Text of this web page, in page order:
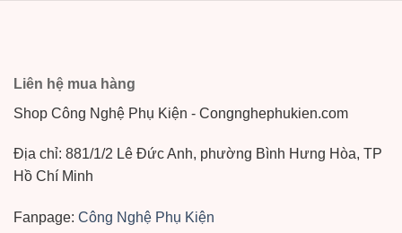
Liên hệ mua hàng
Shop Công Nghệ Phụ Kiện - Congnghephukien.com
Địa chỉ: 881/1/2 Lê Đức Anh, phường Bình Hưng Hòa, TP
Hồ Chí Minh
Fanpage: Công Nghệ Phụ Kiện